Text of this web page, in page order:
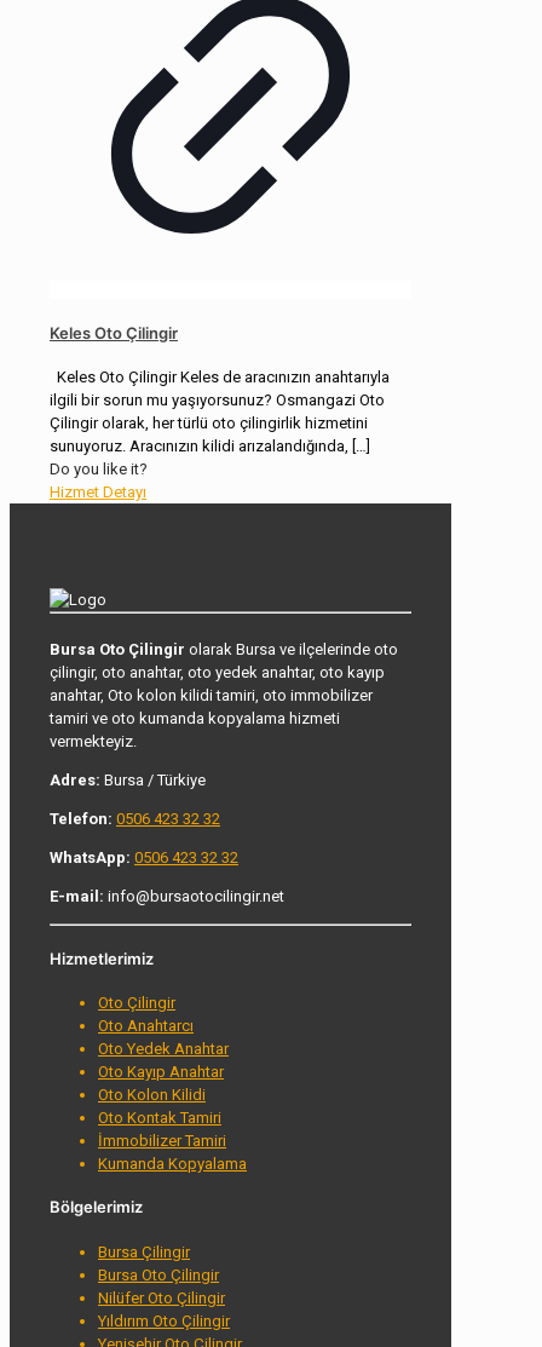
Keles Oto Çilingir
Keles Oto Çilingir Keles de aracınızın anahtarıyla
ilgili bir sorun mu yaşıyorsunuz? Osmangazi Oto
Çilingir olarak, her türlü oto çilingirlik hizmetini
sunuyoruz. Aracınızın kilidi arızalandığında, […]
Do you like it?
Hizmet Detayı
Bursa Oto Çilingir olarak Bursa ve ilçelerinde oto
çilingir, oto anahtar, oto yedek anahtar, oto kayıp
anahtar, Oto kolon kilidi tamiri, oto immobilizer
tamiri ve oto kumanda kopyalama hizmeti
vermekteyiz.
Adres: Bursa / Türkiye
Telefon: 0506 423 32 32
WhatsApp: 0506 423 32 32
E-mail: info@bursaotocilingir.net
Hizmetlerimiz
Oto Çilingir
Oto Anahtarcı
Oto Yedek Anahtar
Oto Kayıp Anahtar
Oto Kolon Kilidi
Oto Kontak Tamiri
İmmobilizer Tamiri
Kumanda Kopyalama
Bölgelerimiz
Bursa Çilingir
Bursa Oto Çilingir
Nilüfer Oto Çilingir
Yıldırım Oto Çilingir
Yenişehir Oto Çilingir